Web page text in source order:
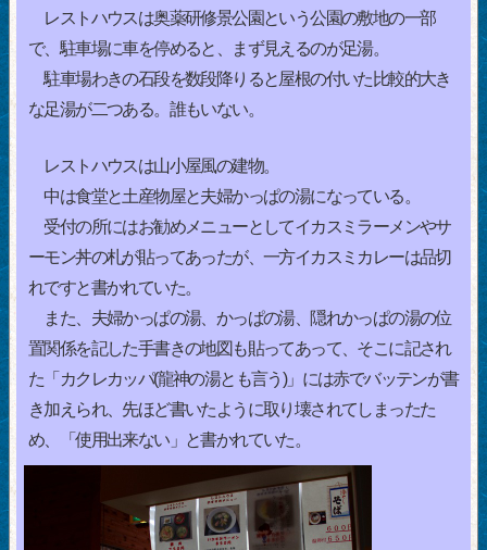
レストハウスは奥薬研修景公園という公園の敷地の一部
で、駐車場に車を停めると、まず見えるのが足湯。
駐車場わきの石段を数段降りると屋根の付いた比較的大き
な足湯が二つある。誰もいない。
レストハウスは山小屋風の建物。
中は食堂と土産物屋と夫婦かっぱの湯になっている。
受付の所にはお勧めメニューとしてイカスミラーメンやサ
ーモン丼の札が貼ってあったが、一方イカスミカレーは品切
れですと書かれていた。
また、夫婦かっぱの湯、かっぱの湯、隠れかっぱの湯の位
置関係を記した手書きの地図も貼ってあって、そこに記され
た「カクレカッパ(龍神の湯とも言う)」には赤でバッテンが書
き加えられ、先ほど書いたように取り壊されてしまったた
め、「使用出来ない」と書かれていた。